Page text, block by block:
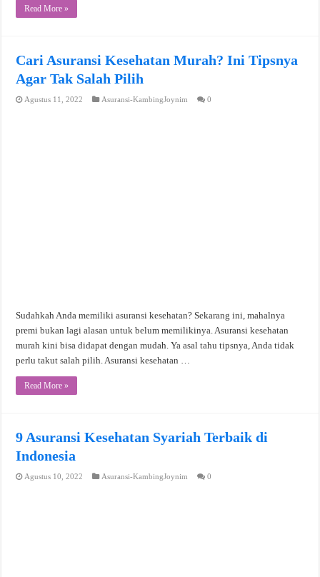
Read More »
Cari Asuransi Kesehatan Murah? Ini Tipsnya
Agar Tak Salah Pilih
Agustus 11, 2022 Asuransi-KambingJoynim 0
Sudahkah Anda memiliki asuransi kesehatan? Sekarang ini, mahalnya
premi bukan lagi alasan untuk belum memilikinya. Asuransi kesehatan
murah kini bisa didapat dengan mudah. Ya asal tahu tipsnya, Anda tidak
perlu takut salah pilih. Asuransi kesehatan …
Read More »
9 Asuransi Kesehatan Syariah Terbaik di
Indonesia
Agustus 10, 2022 Asuransi-KambingJoynim 0